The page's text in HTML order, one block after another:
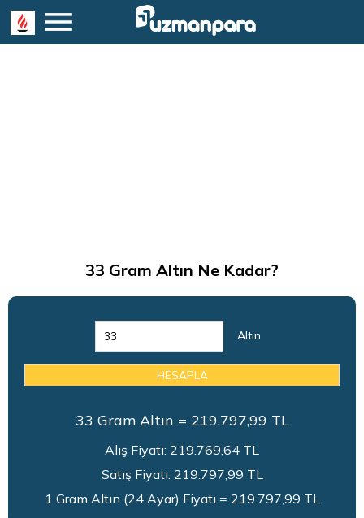
33 Gram Altın Ne Kadar?
Altın
HESAPLA
33 Gram Altın = 219.797,99 TL
Alış Fiyatı: 219.769,64 TL
Satış Fiyatı: 219.797,99 TL
1 Gram Altın (24 Ayar) Fiyatı = 219.797,99 TL